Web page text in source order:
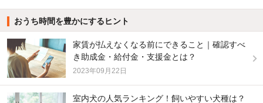
おうち時間を豊かにするヒント
家賃が払えなくなる前にできること｜確認すべ
き助成金・給付金・支援金とは？
2023年09月22日
室内犬の人気ランキング！飼いやすい犬種は？